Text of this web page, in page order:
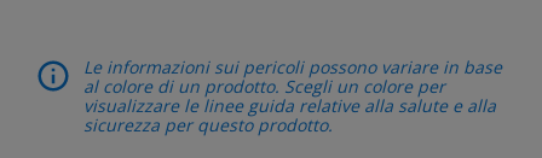
Le informazioni sui pericoli possono variare in base
al colore di un prodotto. Scegli un colore per
visualizzare le linee guida relative alla salute e alla
sicurezza per questo prodotto.